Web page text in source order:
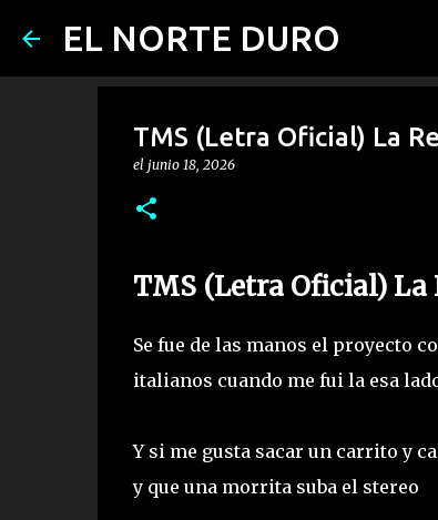
EL NORTE DURO
TMS (Letra Oficial) La
el junio 18, 2026
TMS (Letra Oficial) La
Se fue de las manos el proyecto
italianos cuando me fui la esa
Y si me gusta sacar un carrito y
y que una morrita suba el stereo